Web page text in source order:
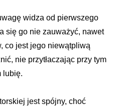
widza od pierwszego
się go nie zauważyć, nawet
co jest jego niewątpliwą
nie przytłaczając przy tym
lubię.
jest spójny, choć